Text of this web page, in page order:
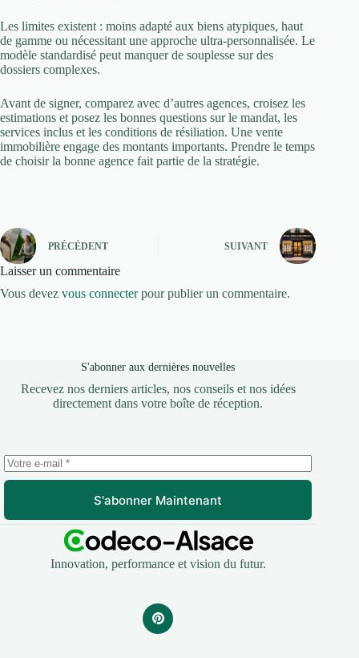
Les limites existent : moins adapté aux biens atypiques, haut
de gamme ou nécessitant une approche ultra-personnalisée. Le
modèle standardisé peut manquer de souplesse sur des
dossiers complexes.
Avant de signer, comparez avec d’autres agences, croisez les
estimations et posez les bonnes questions sur le mandat, les
services inclus et les conditions de résiliation. Une vente
immobilière engage des montants importants. Prendre le temps
de choisir la bonne agence fait partie de la stratégie.
PRÉCÉDENT SUIVANT
Laisser un commentaire
Vous devez vous connecterpour publier un commentaire.
S'abonner aux dernières nouvelles
Recevez nos derniers articles, nos conseils et nos idées
directement dans votre boîte de réception.
S'abonner Maintenant
Innovation, performance et vision du futur.